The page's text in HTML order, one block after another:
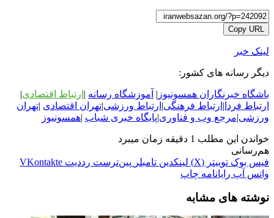
Copy URL
لینک خبر
دیگر رسانه های کشور:
باشگاه خبرنگاران همسونیوز | آموزشگاه رسانه | ارتباط اقتصادی|
ارتباط فردا | ارتباط فرهنگی| ارتباط ورزشی|تهران اقتصادی |تهران
ورزشی|مرجع وب و فناوری|پایگاه خبری شباب |همسونیوز
خواندن این مطلب 1 دقیقه زمان میبرد
هم‌رسانی
فیس بوک توییتر (X) لینکدین ‫تامبلر ‫پین‌ترست ‫رددیت ‫VKontakte
واتس آپ رایانامه چاپ
نوشته های مشابه